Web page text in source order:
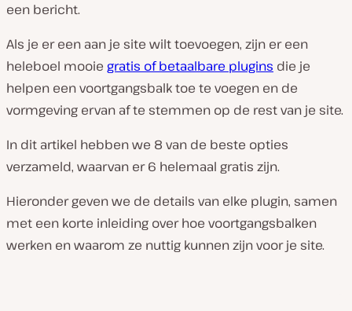
een bericht.
Als je er een aan je site wilt toevoegen, zijn er een
heleboel mooie gratis of betaalbare plugins die je
helpen een voortgangsbalk toe te voegen en de
vormgeving ervan af te stemmen op de rest van je site.
In dit artikel hebben we 8 van de beste opties
verzameld, waarvan er 6 helemaal gratis zijn.
Hieronder geven we de details van elke plugin, samen
met een korte inleiding over hoe voortgangsbalken
werken en waarom ze nuttig kunnen zijn voor je site.